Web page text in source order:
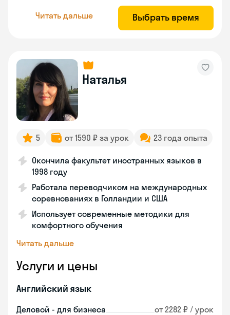
Читать дальше Выбрать время
Наталья
5 от 1590 ₽ за урок 23 года опыта
Окончила факультет иностранных языков в
1998 году
Работала переводчиком на международных
соревнованиях в Голландии и США
Использует современные методики для
комфортного обучения
Читать дальше
Услуги и цены
Английский язык
Деловой - для бизнеса от 2282 ₽ / урок